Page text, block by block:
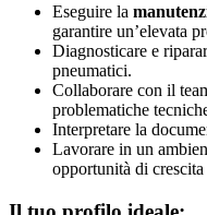
Eseguire la
garantire un’elevata
Diagnosticare e
pneumatici.
Collaborare con il
problematiche
Interpretare la
Lavorare in un
opportunità di